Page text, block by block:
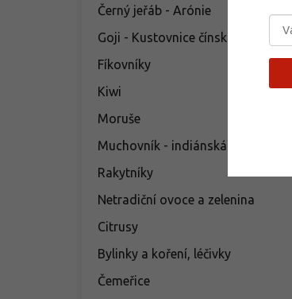
Černý jeřáb - Arónie
Goji - Kustovnice čínská
Fíkovníky
Kiwi
Moruše
Muchovník - indiánská borůvka
Rakytníky
Netradiční ovoce a zelenina
Citrusy
Bylinky a koření, léčivky
Čemeřice